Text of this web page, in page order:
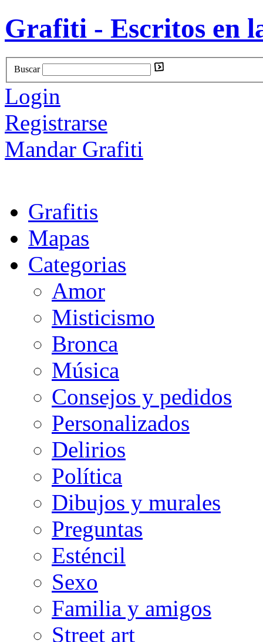
Grafiti - Escritos en
Buscar
Login
Registrarse
Mandar Grafiti
Grafitis
Mapas
Categorias
Amor
Misticismo
Bronca
Música
Consejos y pedidos
Personalizados
Delirios
Política
Dibujos y murales
Preguntas
Esténcil
Sexo
Familia y amigos
Street art